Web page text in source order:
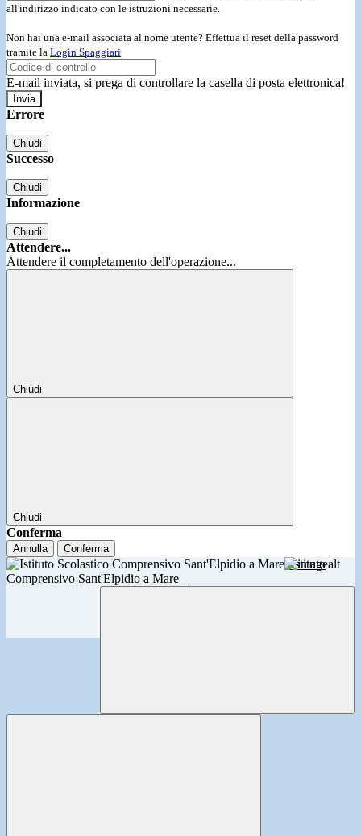
all'indirizzo indicato con le istruzioni necessarie.
Non hai una e-mail associata al nome utente? Effettua il reset della password
tramite la Login Spaggiari
E-mail inviata, si prega di controllare la casella di posta elettronica!
Errore
Chiudi
Successo
Chiudi
Informazione
Chiudi
Attendere...
Attendere il completamento dell'operazione...
Chiudi
Chiudi
Conferma
Annulla Conferma
Istituto
Comprensivo Sant'Elpidio a Mare